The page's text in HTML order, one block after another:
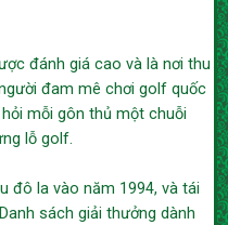
đánh giá cao và là nơi thu
đam mê chơi golf quốc
mỗi gôn thủ một chuỗi
lỗ golf.
đô la vào năm 1994, và tái
sách giải thưởng dành